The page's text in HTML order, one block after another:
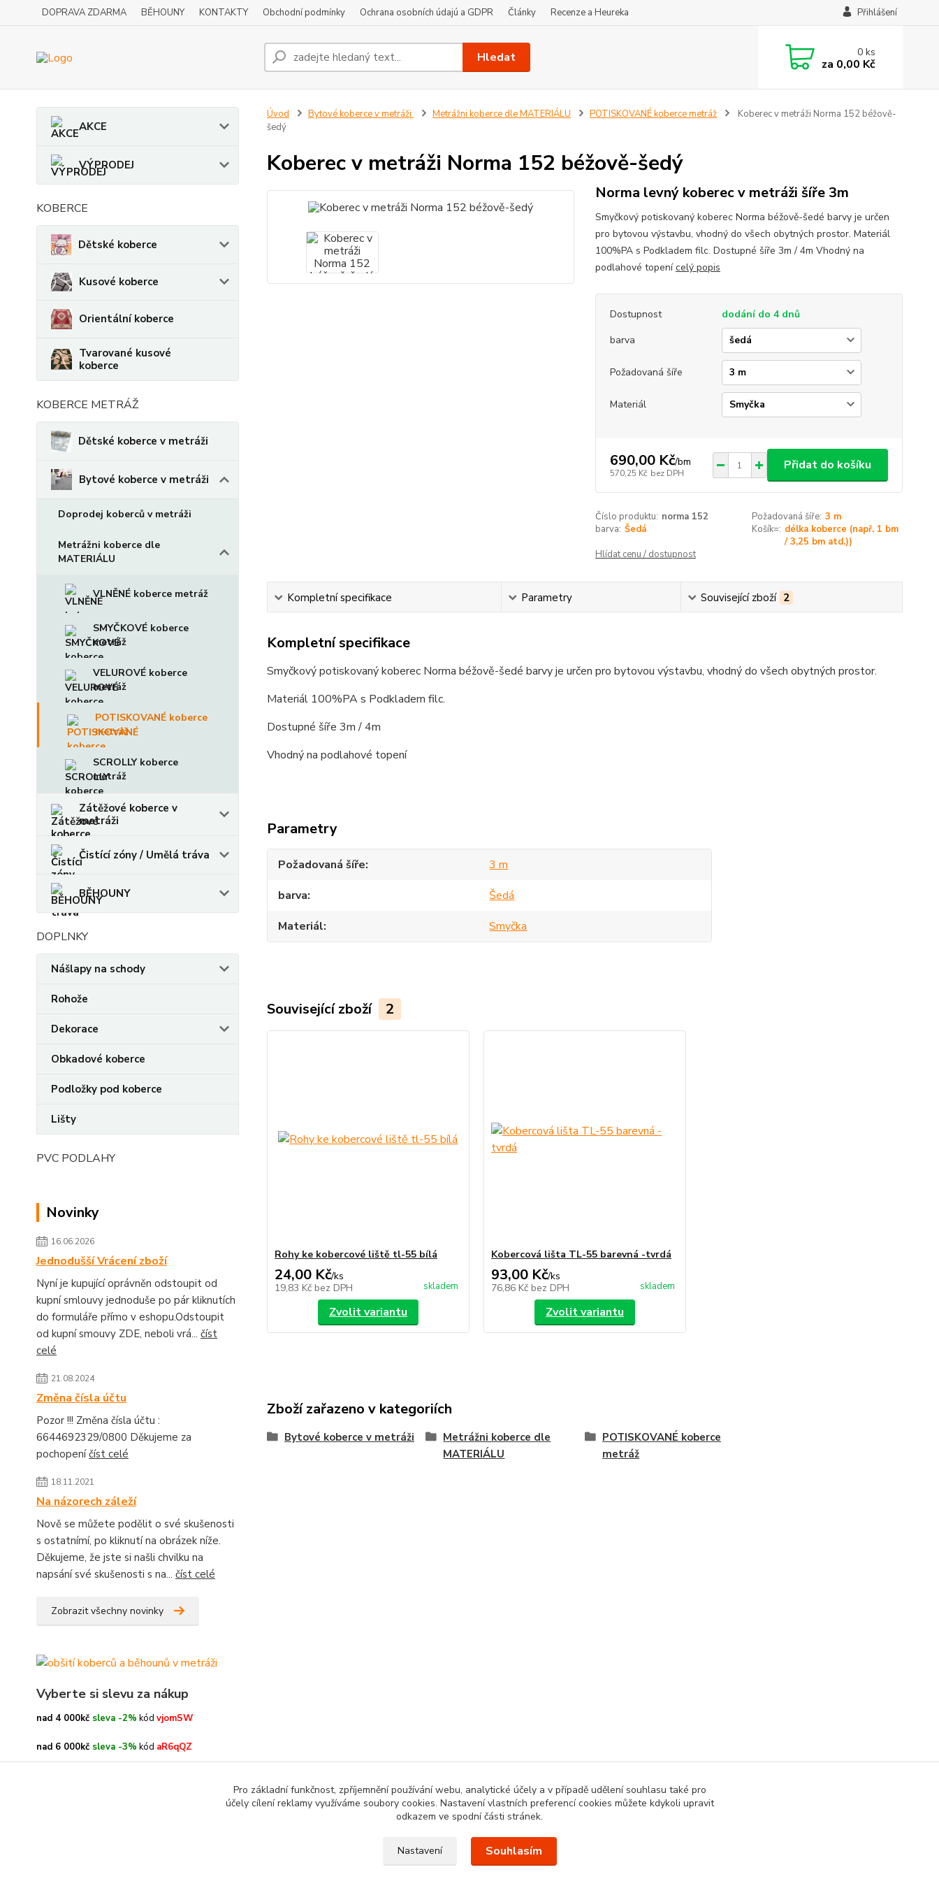
DOPRAVA ZDARMA BĚHOUNY KONTAKTY Obchodní podmínky Ochrana osobních údajú a GDPR Články Recenze a Heureka Přihlášení
Hledat 0ks
za 0,00 Kč
AKCE
VÝPRODEJ
KOBERCE
Dětské koberce
Kusové koberce
Orientální koberce
Tvarované kusové
koberce
KOBERCE METRÁŽ
Dětské koberce v metráži
Bytové koberce v metráži
Doprodej koberců v metráži
Metrážni koberce dle
MATERIÁLU
VLNĚNÉ koberce metráž
SMYČKOVÉ koberce
metráž
VELUROVÉ koberce
metráž
POTISKOVANÉ koberce
metráž
SCROLLY koberce
metráž
Zátěžové koberce v
metráži
Čistící zóny / Umělá tráva
BĚHOUNY
DOPLNKY
Nášlapy na schody
Rohože
Dekorace
Obkadové koberce
Podložky pod koberce
Lišty
PVC PODLAHY
Novinky
16.06.2026
Jednodušší Vrácení zboží
Nyní je kupující oprávněn odstoupit od
kupní smlouvy jednoduše po pár kliknutích
do formuláře přímo v eshopu.Odstoupit
od kupní smouvy ZDE, neboli vrá... číst
celé
21.08.2024
Změna čísla účtu
Pozor !!! Změna čísla účtu :
6644692329/0800 Děkujeme za
pochopeníčíst celé
18.11.2021
Na názorech záleží
Nově se můžete podělit o své skušenosti
s ostatnímí, po kliknutí na obrázek níže.
Děkujeme, že jste si našli chvilku na
napsání své skušenosti s na... číst celé
Zobrazit všechny novinky
Vyberte si slevu za nákup
nad 4 000kč sleva -2% kód vjomSW
nad 6 000kč sleva -3% kód aR6qQZ
Úvod Bytové koberce v metráži Metrážni koberce dle MATERIÁLU POTISKOVANÉ koberce metráž
Koberec v metráži Norma 152 béžově-
šedý
Koberec v metráži Norma 152 béžově-šedý
Norma levný koberec v metráži šíře 3m
Smyčkový potiskovaný koberec Norma béžově-šedé barvy je určen
pro bytovou výstavbu, vhodný do všech obytných prostor. Materiál
100%PA s Podkladem filc. Dostupné šíře 3m / 4m Vhodný na
podlahové topenícelý popis
Dostupnost
dodání do 4 dnů
barva
Požadovaná šíře
Materiál
690,00 Kč/bm
570,25 Kč bez DPH
Přidat do košíku
Číslo produktu: norma 152 Požadovaná šíře: 3 m
barva: Šedá Košík=: délka koberce (např. 1 bm
/ 3,25 bm atd.))
Hlídat cenu / dostupnost
Kompletní specifikace Parametry Související zboží 2
Kompletní specifikace
Smyčkový potiskovaný koberec Norma béžově-šedé barvy je určen pro bytovou výstavbu, vhodný do všech obytných prostor.
Materiál 100%PA s Podkladem filc.
Dostupné šíře 3m / 4m
Vhodný na podlahové topení
Parametry
Požadovaná šíře
3 m
barva
Šedá
Materiál
Smyčka
Související zboží 2
Rohy ke kobercové liště tl-55 bílá
24,00 Kč/ks
19,83 Kč bez DPH skladem
Zvolit variantu
Kobercová lišta TL-55 barevná -tvrdá
93,00 Kč/ks
76,86 Kč bez DPH skladem
Zvolit variantu
Zboží zařazeno v kategoriích
Bytové koberce v metráži
Metrážni koberce dle
MATERIÁLU
POTISKOVANÉ koberce
metráž
Pro základní funkčnost, zpříjemnění používání webu, analytické účely a v případě udělení souhlasu také pro
účely cílení reklamy využíváme soubory cookies. Nastavení vlastních preferencí cookies můžete kdykoli upravit
odkazem ve spodní části stránek.
Nastavení Souhlasím